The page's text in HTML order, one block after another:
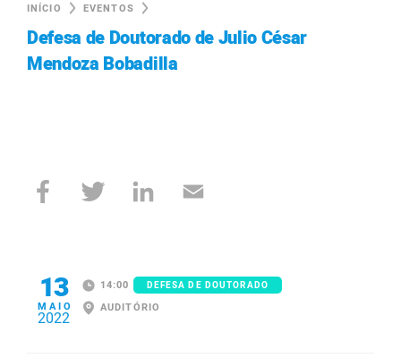
INÍCIO EVENTOS
Defesa de Doutorado de Julio César
Mendoza Bobadilla
13
MAIO
2022
14:00 DEFESA DE DOUTORADO
AUDITÓRIO